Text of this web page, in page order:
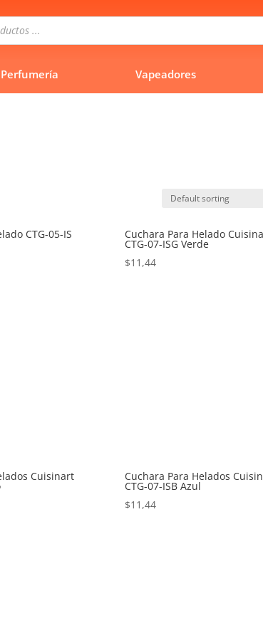
Perfumería Vapeadores
CTG-05-IS Cuchara Para Helado
CTG-07-ISG Verde
$11,44
Cuisinart Cuchara Para Helados
CTG-07-ISB Azul
$11,44